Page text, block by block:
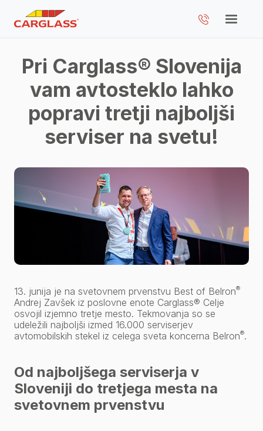
Pri Carglass® Slovenija
vam avtosteklo lahko
popravi tretji najboljši
serviser na svetu!
13. junija je na svetovnem prvenstvu Best of Belron®
Andrej Zavšek iz poslovne enote Carglass® Celje
osvojil izjemno tretje mesto. Tekmovanja so se
udeležili najboljši izmed 16.000 serviserjev
avtomobilskih stekel iz celega sveta koncerna Belron®.
Od najboljšega serviserja v
Sloveniji do tretjega mesta na
svetovnem prvenstvu